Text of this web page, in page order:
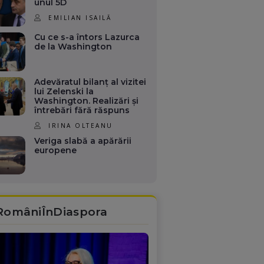
EMILIAN ISAILĂ
Cu ce s-a întors Lazurca
de la Washington
Adevăratul bilanț al vizitei
lui Zelenski la
Washington. Realizări și
întrebări fără răspuns
IRINA OLTEANU
Veriga slabă a apărării
europene